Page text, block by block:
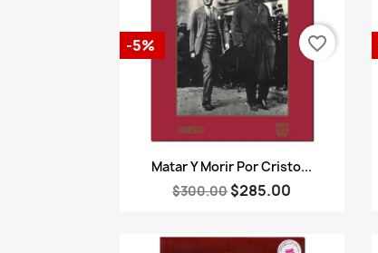
Vista rápida
Matar Y Morir Por Cristo...
$300.00$285.00
-5% favorite_border